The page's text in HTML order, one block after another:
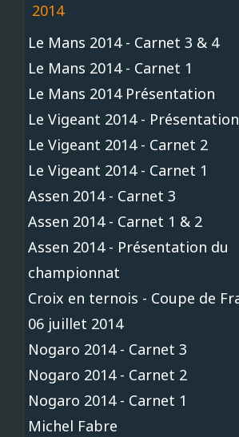
2014
Le Mans 2014 - Carnet 3 & 4
Le Mans 2014 - Carnet 1
Le Mans 2014 Présentation
Le Vigeant 2014 - Présentation
Le Vigeant 2014 - Carnet 2
Le Vigeant 2014 - Carnet 1
Assen 2014 - Carnet 3
Assen 2014 - Carnet 1 & 2
Assen 2014 - Présentation du
championnat
Croix en ternois - Coupe de
06 juillet 2014
Nogaro 2014 - Carnet 3
Nogaro 2014 - Carnet 2
Nogaro 2014 - Carnet 1
Michel Fabre